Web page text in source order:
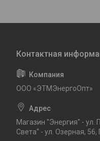
ООО «ЭТМЭнергоОпт»
Магазин "Энергия" -
Света" - ул. Озерная, 56,